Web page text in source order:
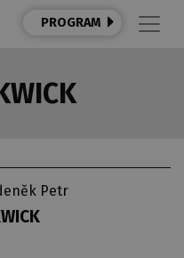
PROGRAM
Petr